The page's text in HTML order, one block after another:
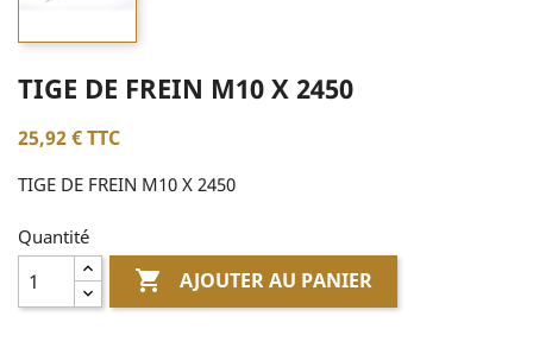
TIGE DE FREIN M10 X 2450
25,92 €TTC
TIGE DE FREIN M10 X 2450
Quantité
 AJOUTER AU PANIER